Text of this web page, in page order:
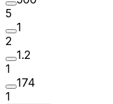
5
1
2
1.2
1
174
1